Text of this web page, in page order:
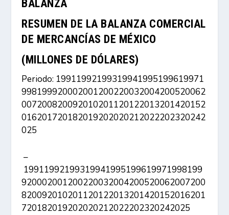
BALANZA
RESUMEN DE LA BALANZA COMERCIAL
DE MERCANCÍAS DE MÉXICO
(MILLONES DE DÓLARES)
Periodo: 19911992199319941995199619971
998199920002001200220032004200520062
007200820092010201120122013201420152
016201720182019202020212022202320242
025
–
19911992199319941995199619971998199
920002001200220032004200520062007200
820092010201120122013201420152016201
720182019202020212022202320242025